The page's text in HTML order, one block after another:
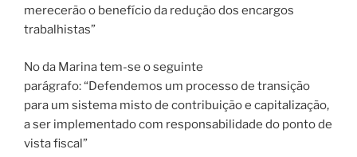
merecerão o benefício da redução dos encargos
trabalhistas”
No da Marina tem-se o seguinte
parágrafo: “Defendemos um processo de transição
para um sistema misto de contribuição e capitalização,
a ser implementado com responsabilidade do ponto de
vista fiscal”